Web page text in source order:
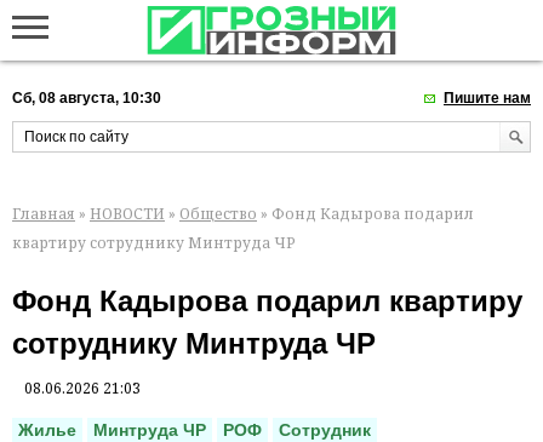
Сб, 08 августа, 10:30 Пишите нам
Главная » НОВОСТИ » Общество » Фонд Кадырова подарил
квартиру сотруднику Минтруда ЧР
Фонд Кадырова подарил квартиру
сотруднику Минтруда ЧР
08.06.2026 21:03
Жилье Минтруда ЧР РОФ Сотрудник